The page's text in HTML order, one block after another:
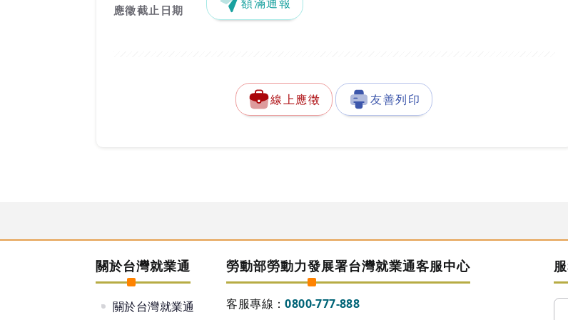
應徵截止日期
線上應徵 友善列印
關於台灣就業通
關於台灣就業通
勞動部勞動力發展署台灣就業通客服中心
客服專線：0800-777-888